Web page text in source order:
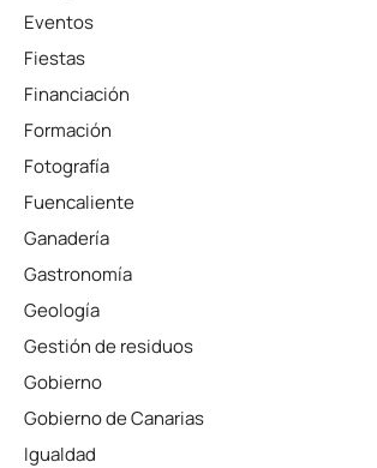
Eventos
Fiestas
Financiación
Formación
Fotografía
Fuencaliente
Ganadería
Gastronomía
Geología
Gestión de residuos
Gobierno
Gobierno de Canarias
Igualdad